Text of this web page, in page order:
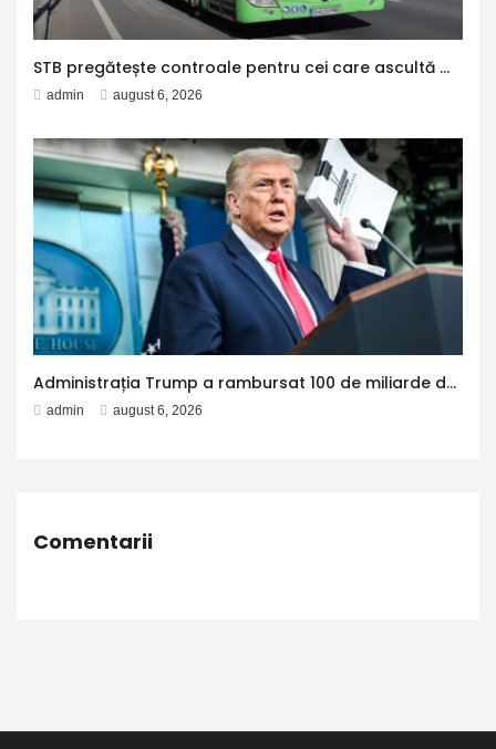
STB pregătește controale pentru cei care ascultă muzică sau vorbesc pe speaker în mijloacele de transport. Metrorex lansează o campanie pentru păstrarea liniștii în metrou
admin august 6, 2026
Administrația Trump a rambursat 100 de miliarde de dolari companiilor americane, după ce Curtea Supremă a decis că tarifele impuse de Trump sunt ilegale
admin august 6, 2026
Comentarii